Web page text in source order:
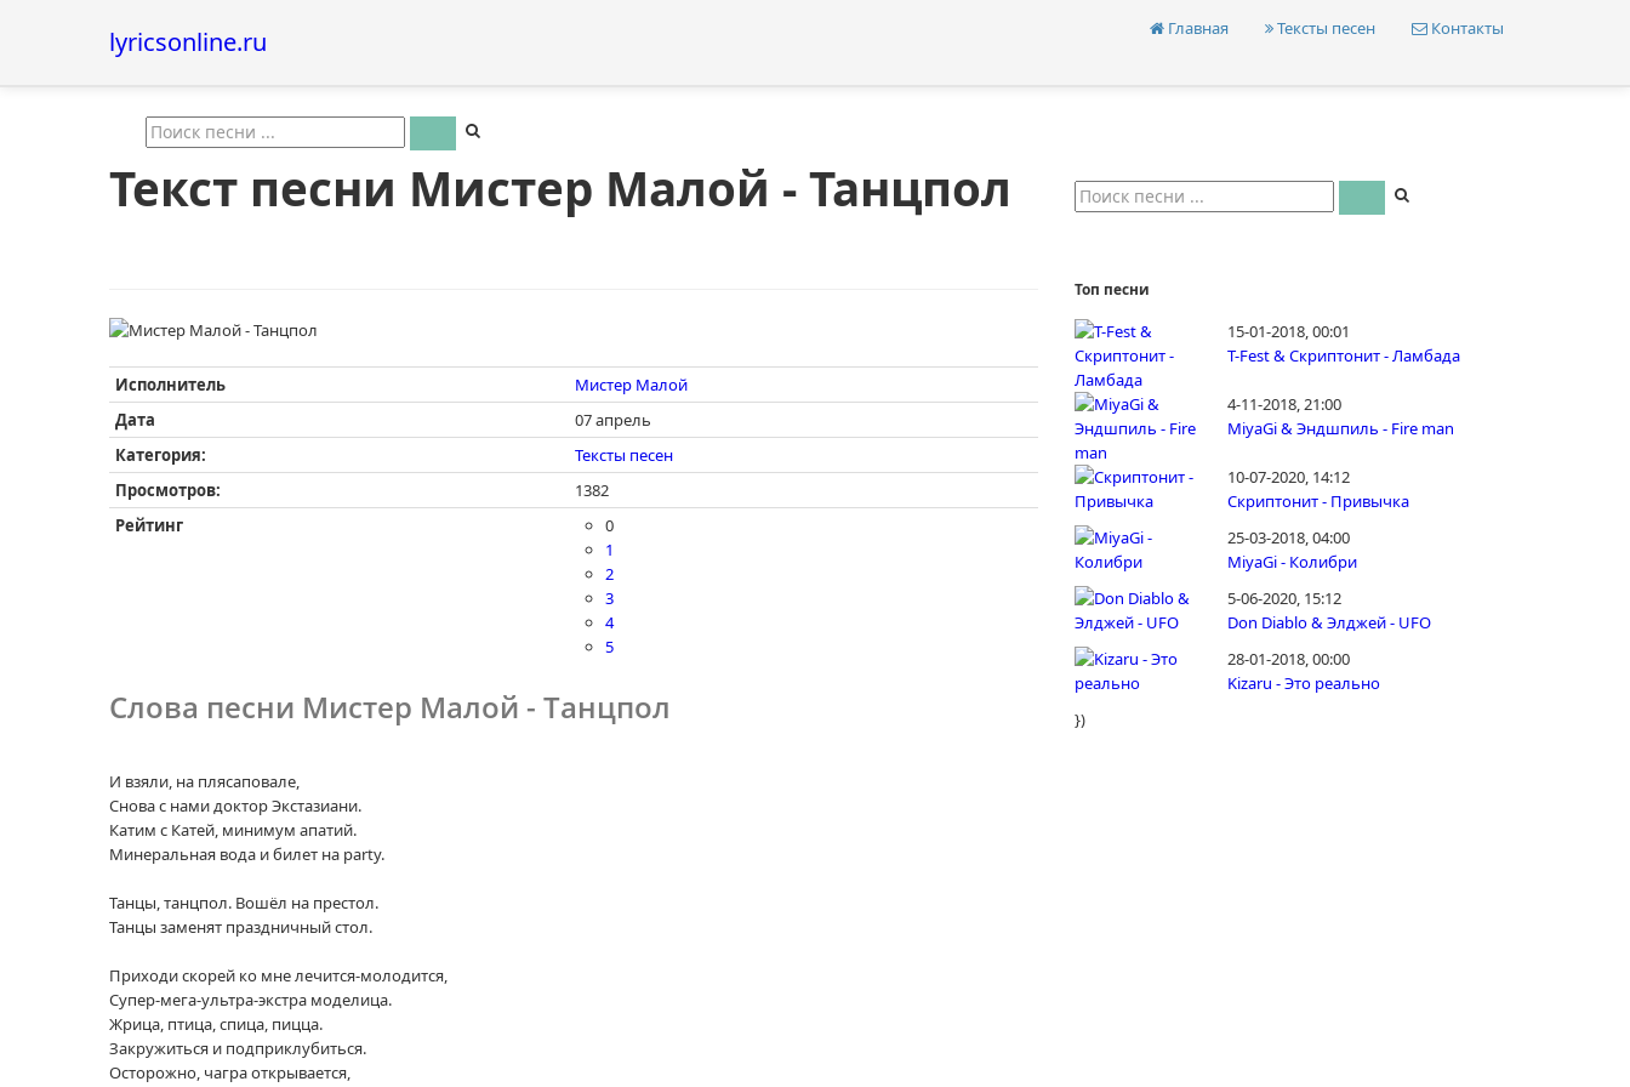
lyricsonline.ru Главная Тексты песен Контакты
Текст песни Мистер Малой - Танцпол
Исполнитель
Мистер Малой
Дата
07 апрель
Категория:
Тексты песен
Просмотров:
1382
Рейтинг
0
1
2
3
4
5
Слова песни Мистер Малой - Танцпол
И взяли, на плясаповале,
Снова с нами доктор Экстазиани.
Катим с Катей, минимум апатий.
Минеральная вода и билет на party.
Танцы, танцпол. Вошёл на престол.
Танцы заменят праздничный стол.
Приходи скорей ко мне лечится-молодится,
Супер-мега-ультра-экстра моделица.
Жрица, птица, спица, пицца.
Закружиться и подприклубиться.
Осторожно, чагра открывается,
Топ песни
15-01-2018, 00:01
T-Fest & Скриптонит - Ламбада
4-11-2018, 21:00
MiyaGi & Эндшпиль - Fire man
10-07-2020, 14:12
Скриптонит - Привычка
25-03-2018, 04:00
MiyaGi - Колибри
5-06-2020, 15:12
Don Diablo & Элджей - UFO
28-01-2018, 00:00
Kizaru - Это реально
})